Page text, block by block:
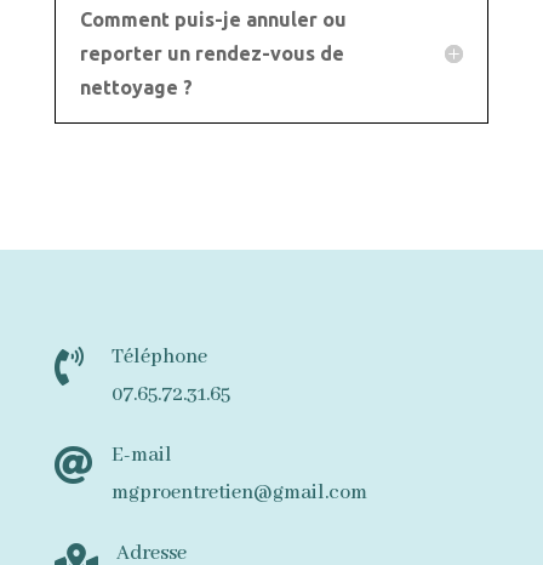
Comment puis-je annuler ou
reporter un rendez-vous de
nettoyage ?

Téléphone
07.65.72.31.65

E-mail
mgproentretien@gmail.com
Adresse